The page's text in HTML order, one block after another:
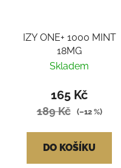
IZY ONE+ 1000 MINT
18MG
Skladem
165 Kč
189 Kč (–12 %)
DO KOŠÍKU